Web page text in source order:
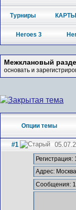
Турниры КАРТЫ
Heroes 3
Межклановый
основать и
Опции темы
#1
Регистрация:
Адрес: Москва
Сообщения: